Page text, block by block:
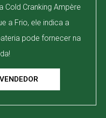
Cold Cranking Ampère
a Frio, ele indica a
pode fornecer na